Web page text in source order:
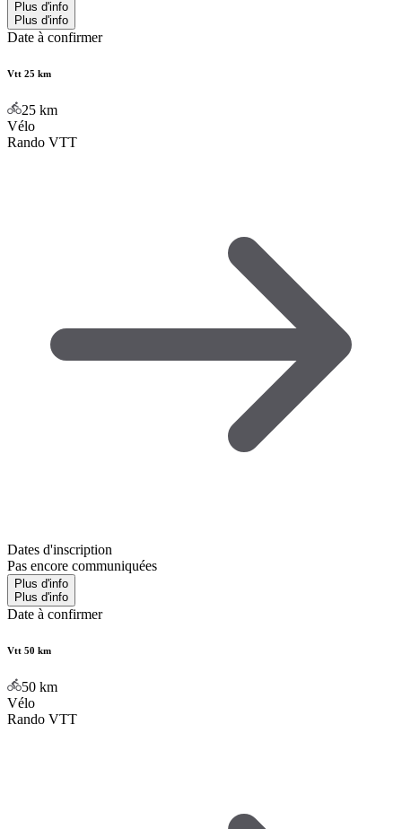
Plus d'info
Plus d'info
Date à confirmer
Vtt 25 km
25 km
Vélo
Rando VTT
Dates d'inscription
Pas encore communiquées
Plus d'info
Plus d'info
Date à confirmer
Vtt 50 km
50 km
Vélo
Rando VTT